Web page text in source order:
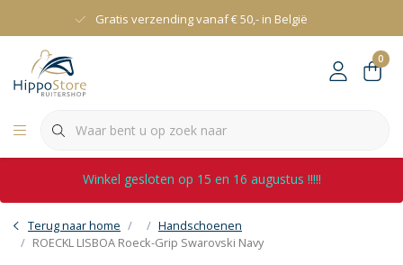
Gratis verzending vanaf € 50,- in België
0
Winkel gesloten op 15 en 16 augustus !!!!!
Terug naar home
Handschoenen
ROECKL LISBOA Roeck-Grip Swarovski Navy